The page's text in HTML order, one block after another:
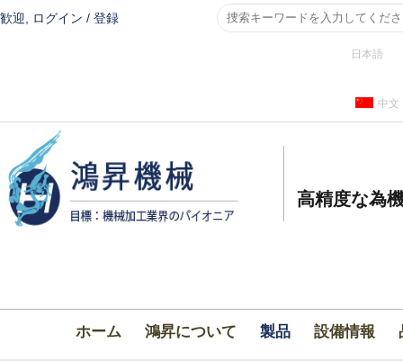
歓迎, ログイン / 登録
日本語
中文
高精度な為
ホーム 鴻昇について 製品 設備情報